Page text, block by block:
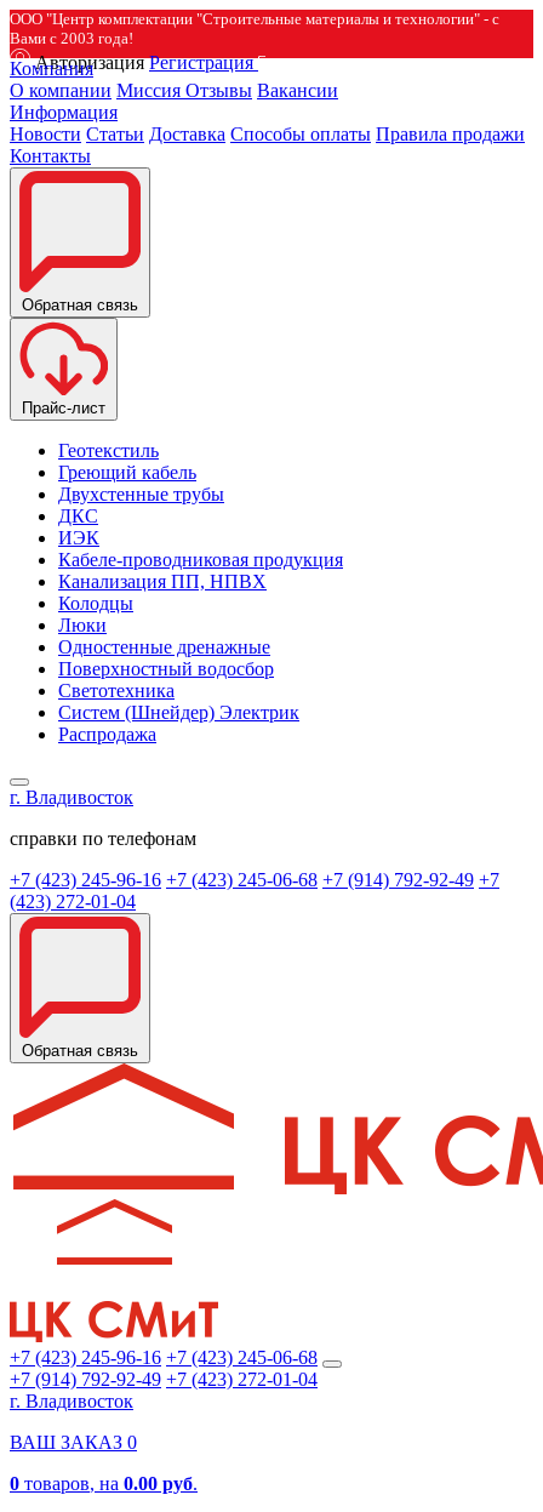
ООО "Центр комплектации "Строительные материалы и технологии" - с
Вами с 2003 года!
Авторизация Регистрация
Компания
О компании Миссия Отзывы Вакансии
Информация
Новости Статьи Доставка Способы оплаты Правила продажи
Контакты
Обратная связь
Прайс-лист
Геотекстиль
Греющий кабель
Двухстенные трубы
ДКС
ИЭК
Кабеле-проводниковая продукция
Канализация ПП, НПВХ
Колодцы
Люки
Одностенные дренажные
Поверхностный водосбор
Светотехника
Систем (Шнейдер) Электрик
Распродажа
г. Владивосток
справки по телефонам
+7 (423) 245-96-16 +7 (423) 245-06-68 +7 (914) 792-92-49 +7
(423) 272-01-04
Обратная связь
+7 (423) 245-96-16 +7 (423) 245-06-68
+7 (914) 792-92-49 +7 (423) 272-01-04
г. Владивосток
ВАШ ЗАКАЗ 0
0 товаров, на 0.00 руб.